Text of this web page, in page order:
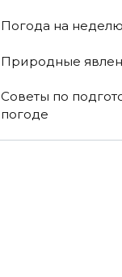
Погода на неделю
Природные
Советы по
погоде